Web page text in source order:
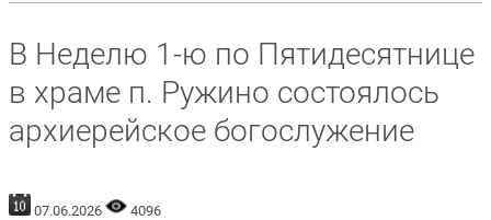
В Неделю 1-ю по Пятидесятнице
в храме п. Ружино состоялось
архиерейское богослужение
07.06.2026 4096